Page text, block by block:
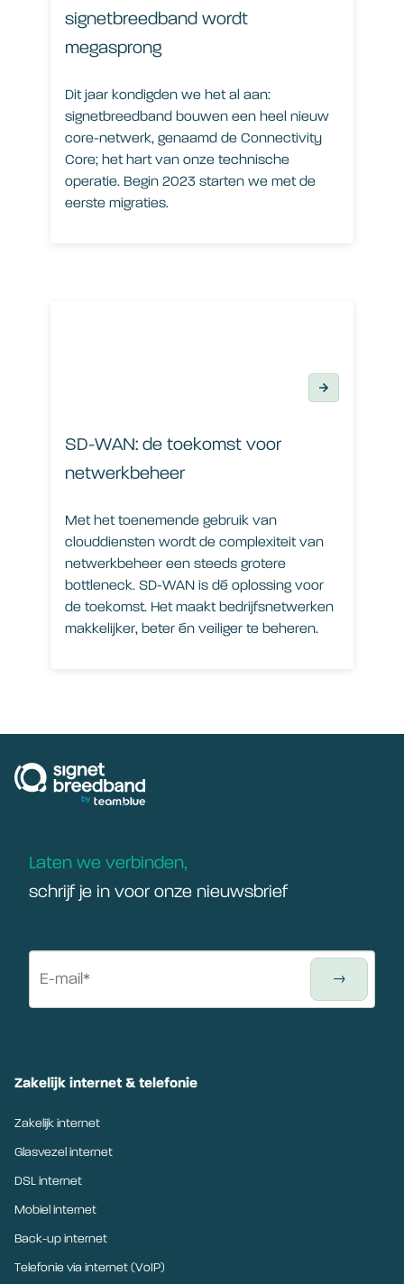
signetbreedband wordt
megasprong
Dit jaar kondigden we het al aan:
signetbreedband bouwen een heel nieuw
core-netwerk, genaamd de Connectivity
Core; het hart van onze technische
operatie. Begin 2023 starten we met de
eerste migraties.
SD-WAN: de toekomst voor
netwerkbeheer
Met het toenemende gebruik van
clouddiensten wordt de complexiteit van
netwerkbeheer een steeds grotere
bottleneck. SD-WAN is dé oplossing voor
de toekomst. Het maakt bedrijfsnetwerken
makkelijker, beter én veiliger te beheren.
Laten we verbinden,
schrijf je in voor onze nieuwsbrief
Zakelijk internet & telefonie
Zakelijk internet
Glasvezel internet
DSL internet
Mobiel internet
Back-up internet
Telefonie via internet (VoIP)